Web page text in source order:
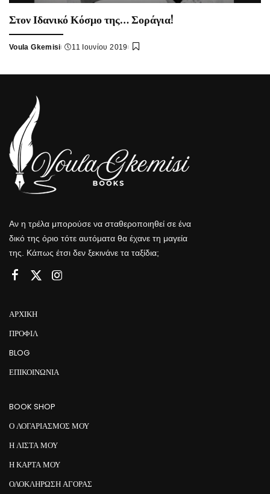
Στον Ιδανικό Κόσμο της… Σοράγια!
Voula Gkemisi 11 Ιουνίου 2019
Αν η τρέλα μπορούσε να σταθεροποιηθεί σε ένα
δικό της όριο τότε αυτόματα θα έχανε τη μαγεία
της. Κάπως έτσι δεν ξεκινάνε τα ταξίδια;
ΑΡΧΙΚΉ
ΠΡΟΦΊΛ
BLOG
ΕΠΙΚΟΙΝΩΝΊΑ
BOOK SHOP
Ο ΛΟΓΑΡΙΑΣΜΟΣ ΜΟΥ
Η ΛΙΣΤΑ ΜΟΥ
Η ΚΑΡΤΑ ΜΟΥ
ΟΛΟΚΛΗΡΩΣΗ ΑΓΟΡΑΣ